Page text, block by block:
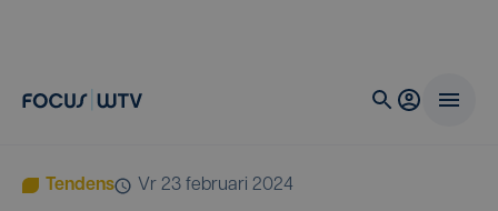
Tendens vr 23 februari 2024